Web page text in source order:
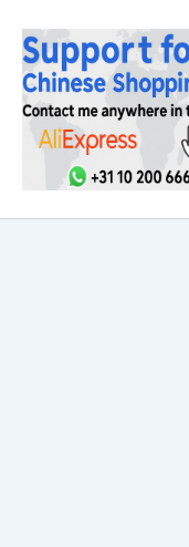
naar
inhoud